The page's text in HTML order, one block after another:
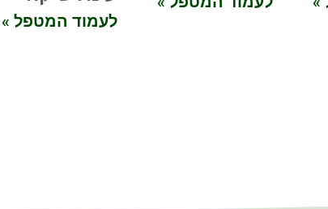
לעמוד המטפל »